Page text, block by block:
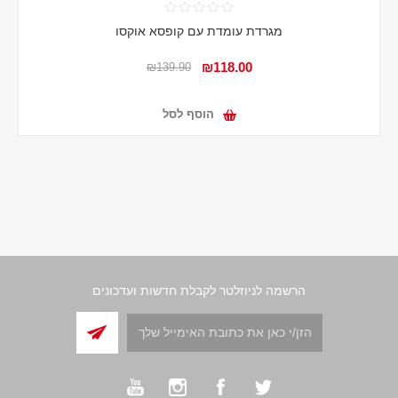
מגרדת עומדת עם קופסא אוקסו
₪118.00
₪139.90
הוסף לסל
הרשמה לניוזלטר לקבלת חדשות ועדכונים